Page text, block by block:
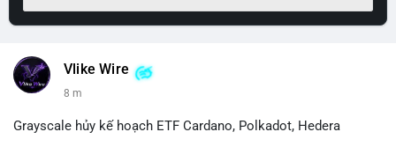
Vlike Wire
8 m
Grayscale hủy kế hoạch ETF Cardano, Polkadot, Hedera